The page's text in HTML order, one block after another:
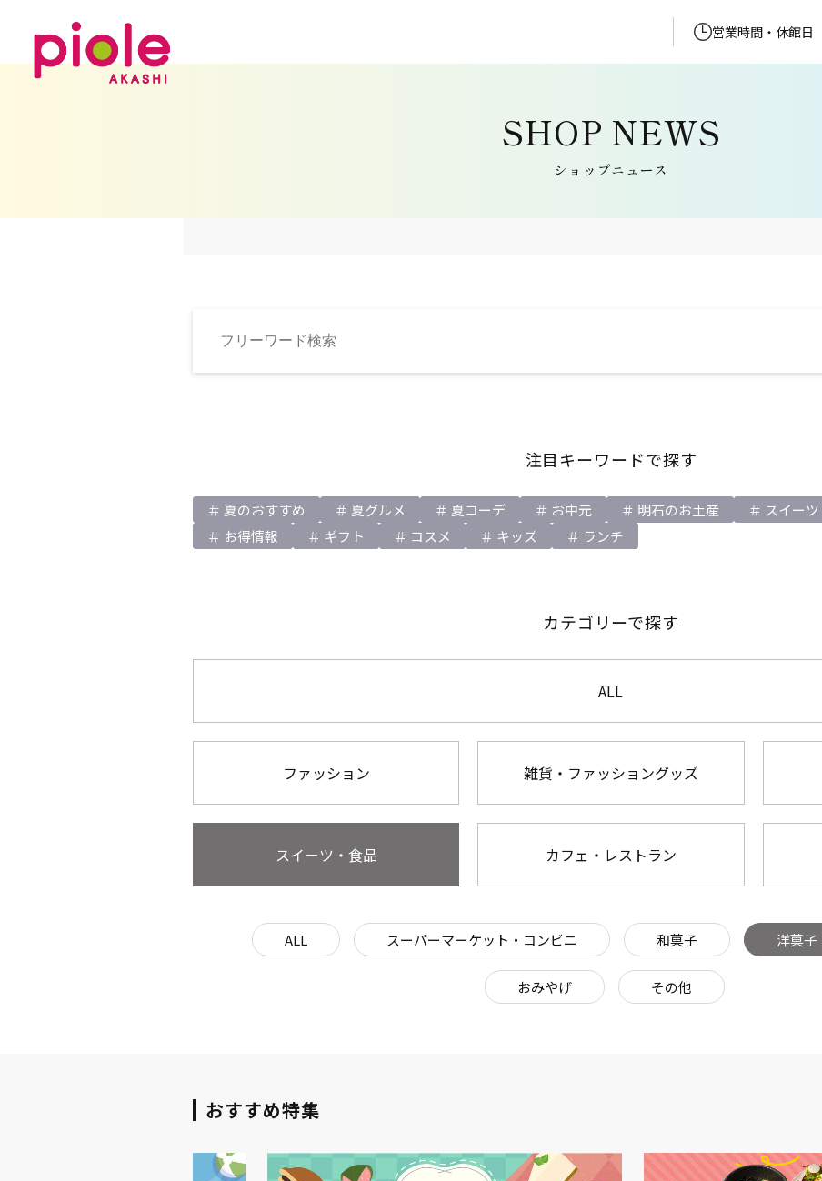
営業時間・休館日
ショップニュース
注目キーワードで探す
夏のおすすめ 夏グルメ 夏コーデ お中元 明石のお土産 スイーツ
お得情報
ギフト コスメ キッズ ランチ
カテゴリーで探す
ALL
ファッション 雑貨・ファッショングッズ
スイーツ・食品 カフェ・レストラン
ALL スーパーマーケット・コンビニ 和菓子 洋菓子
おみやげ その他
おすすめ特集